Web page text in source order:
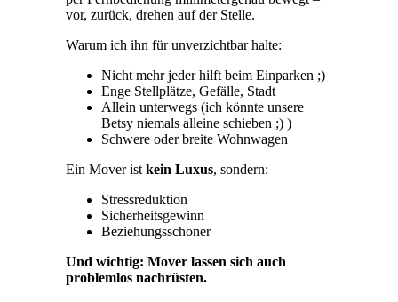
vor, zurück, drehen auf der Stelle.
Warum ich ihn für unverzichtbar halte:
Nicht mehr jeder hilft beim Einparken ;)
Enge Stellplätze, Gefälle, Stadt
Allein unterwegs (ich könnte unsere
Betsy niemals alleine schieben ;) )
Schwere oder breite Wohnwagen
Ein Mover istkein Luxus, sondern:
Stressreduktion
Sicherheitsgewinn
Beziehungsschoner
Und wichtig: Mover lassen sich auch
problemlos nachrüsten.